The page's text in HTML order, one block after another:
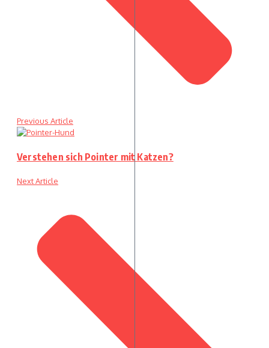
Previous Article
Verstehen sich Pointer mit Katzen?
Next Article